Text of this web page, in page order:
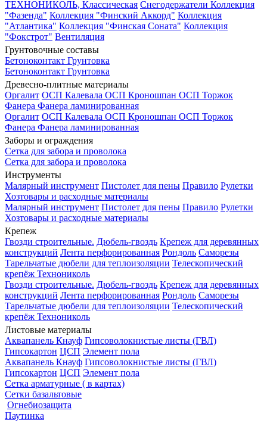
ТЕХНОНИКОЛЬ, Классическая Снегодержатели Коллекция
"Фазенда" Коллекция "Финский Аккорд" Коллекция
"Атлантика" Коллекция "Финская Соната" Коллекция
"Фокстрот" Вентиляция
Грунтовочные составы
Бетоноконтакт Грунтовка
Бетоноконтакт Грунтовка
Древесно-плитные материалы
Оргалит ОСП Калевала ОСП Кроношпан ОСП Торжок
Фанера Фанера ламинированная
Оргалит ОСП Калевала ОСП Кроношпан ОСП Торжок
Фанера Фанера ламинированная
Заборы и ограждения
Сетка для забора и проволока
Сетка для забора и проволока
Инструменты
Малярный инструмент Пистолет для пены Правило Рулетки
Хозтовары и расходные материалы
Малярный инструмент Пистолет для пены Правило Рулетки
Хозтовары и расходные материалы
Крепеж
Гвозди строительные. Дюбель-гвоздь Крепеж для деревянных
конструкций Лента перфорированная Рондоль Саморезы
Тарельчатые дюбели для теплоизоляции Телескопический
крепёж Технониколь
Гвозди строительные. Дюбель-гвоздь Крепеж для деревянных
конструкций Лента перфорированная Рондоль Саморезы
Тарельчатые дюбели для теплоизоляции Телескопический
крепёж Технониколь
Листовые материалы
Аквапанель Кнауф Гипсоволокнистые листы (ГВЛ)
Гипсокартон ЦСП Элемент пола
Аквапанель Кнауф Гипсоволокнистые листы (ГВЛ)
Гипсокартон ЦСП Элемент пола
Сетка арматурные ( в картах)
Сетки базальтовые
Огнебиозащита
Паутинка